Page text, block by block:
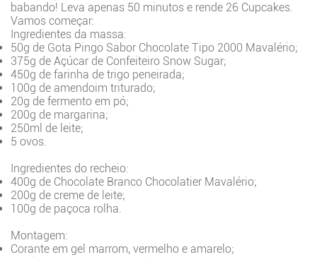
babando! Leva apenas 50 minutos e rende 26 Cupcakes.
Vamos começar:
Ingredientes da massa:
50g de Gota Pingo Sabor Chocolate Tipo 2000 Mavalério;
375g de Açúcar de Confeiteiro Snow Sugar;
450g de farinha de trigo peneirada;
100g de amendoim triturado;
20g de fermento em pó;
200g de margarina;
250ml de leite;
5 ovos.
Ingredientes do recheio:
400g de Chocolate Branco Chocolatier Mavalério;
200g de creme de leite;
100g de paçoca rolha.
Montagem:
Corante em gel marrom, vermelho e amarelo;